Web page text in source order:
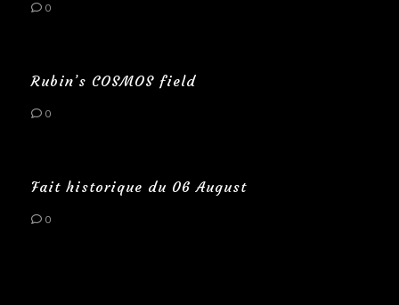
0
Rubin’s COSMOS field
0
Fait historique du 06 August
0